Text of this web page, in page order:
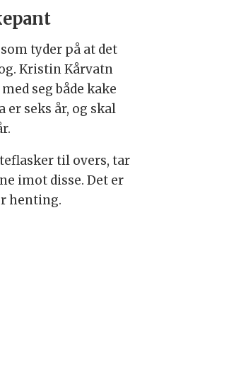
tyder på at det
Kristin Kårvatn
seg både kake
er seks år, og skal
til overs, tar
imot disse. Det er
henting.